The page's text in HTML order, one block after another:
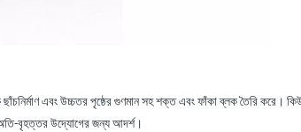
ছাঁচনির্মাণ এবং উচ্চতর পৃষ্ঠের গুণমান সহ শক্ত এবং ফাঁকা ব্লক তৈরি
বৃহত্তর উদ্যোগের জন্য আদর্শ।